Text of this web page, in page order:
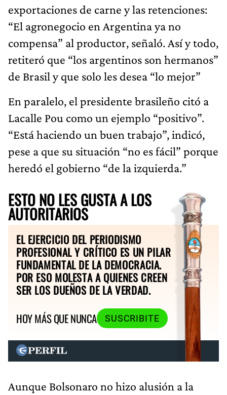
exportaciones de carne y las retenciones:
“El agronegocio en Argentina ya no
compensa” al productor, señaló. Así y todo,
retiteró que “los argentinos son hermanos”
de Brasil y que solo les desea “lo mejor”
En paralelo, el presidente brasileño citó a
Lacalle Pou como un ejemplo “positivo”.
“Está haciendo un buen trabajo”, indicó,
pese a que su situación “no es fácil” porque
heredó el gobierno “de la izquierda.”
ESTO NO LES GUSTA A LOS
AUTORITARIOS
EL EJERCICIO DEL PERIODISMO
PROFESIONAL Y CRÍTICO ES UN PILAR
FUNDAMENTAL DE LA DEMOCRACIA.
POR ESO MOLESTA A QUIENES CREEN
SER LOS DUEÑOS DE LA VERDAD.
HOY MÁS QUE NUNCA
SUSCRIBITE
Aunque Bolsonaro no hizo alusión a la